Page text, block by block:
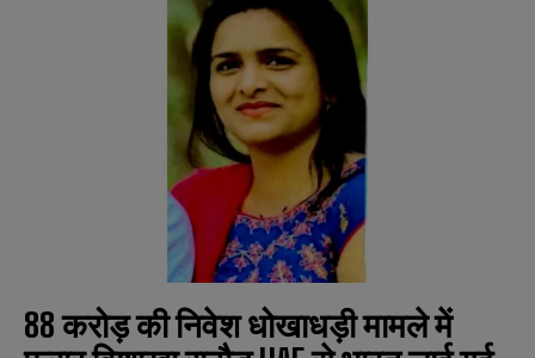
88 करोड़ की निवेश धोखाधड़ी मामले में